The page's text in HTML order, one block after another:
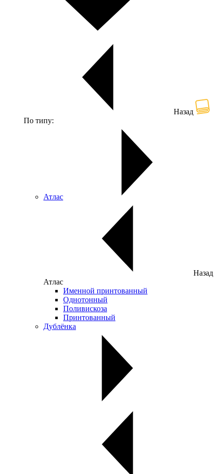
Назад
По типу:
Атлас
Назад
Атлас
Именной принтованный
Однотонный
Поливискоза
Принтованный
Дублёнка